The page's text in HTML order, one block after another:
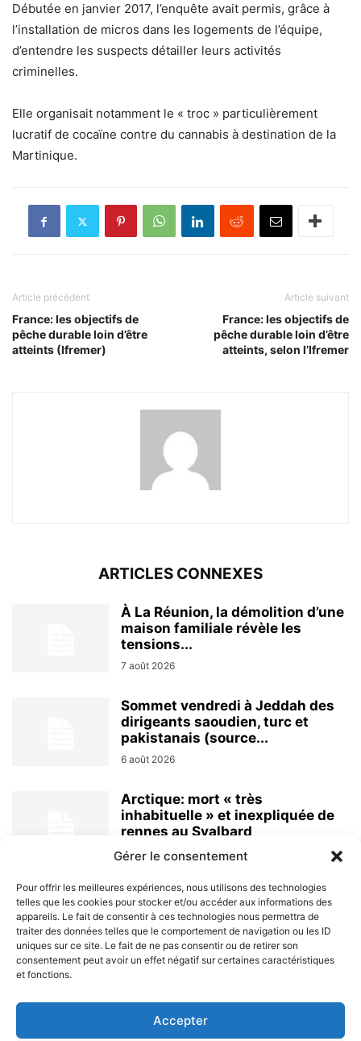
Gérer le consentement
Pour offrir les meilleures expériences, nous utilisons des technologies
telles que les cookies pour stocker et/ou accéder aux informations des
appareils. Le fait de consentir à ces technologies nous permettra de
traiter des données telles que le comportement de navigation ou les ID
uniques sur ce site. Le fait de ne pas consentir ou de retirer son
consentement peut avoir un effet négatif sur certaines caractéristiques
et fonctions.
Accepter
Débutée en janvier 2017, l’enquête avait permis, grâce à
l’installation de micros dans les logements de l’équipe,
d’entendre les suspects détailler leurs activités
criminelles.
Elle organisait notamment le « troc » particulièrement
lucratif de cocaïne contre du cannabis à destination de la
Martinique.
Article précédent
France: les objectifs de
pêche durable loin d’être
atteints (Ifremer)
Article suivant
France: les objectifs de
pêche durable loin d’être
atteints, selon l’Ifremer
ARTICLES CONNEXES
À La Réunion, la démolition d’une
maison familiale révèle les
tensions...
7 août 2026
Sommet vendredi à Jeddah des
dirigeants saoudien, turc et
pakistanais (source...
6 août 2026
Arctique: mort « très
inhabituelle » et inexpliquée de
rennes au Svalbard
6 août 2026
À PROPOS